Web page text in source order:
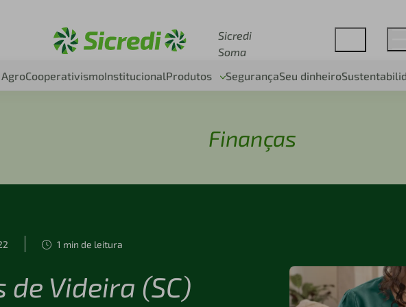
Sicredi
Soma
AgroCooperativismoInstitucionalProdutos SegurançaSeu dinheiro
Finanças
1 min de leitura
Videira (SC)